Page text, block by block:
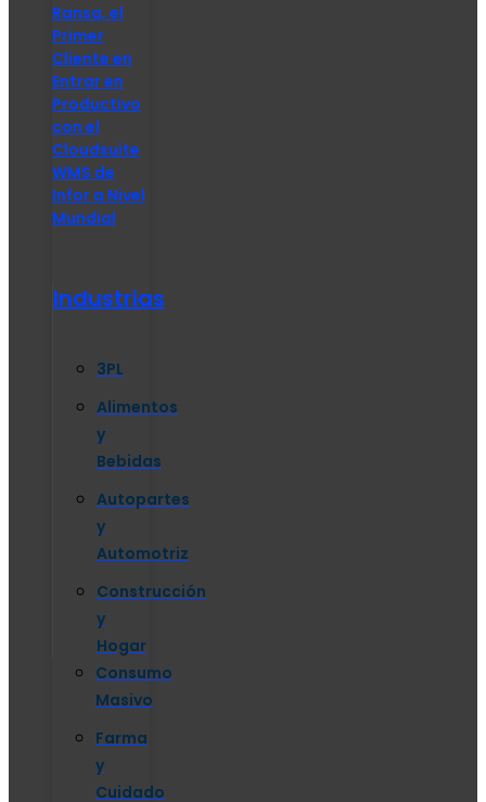
Ransa, el
Primer
Cliente en
Entrar en
Productivo
con el
Cloudsuite
WMS de
Infor a Nivel
Mundial
Industrias
3PL
Alimentos
y
Bebidas
Autopartes
y
Automotriz
Construcción
y
Hogar
Consumo
Masivo
Farma
y
Cuidado